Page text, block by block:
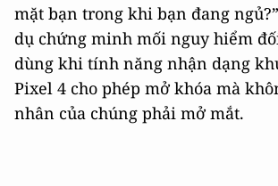
mặt bạn trong khi bạn đang
dụ chứng minh mối nguy hiểm
dùng khi tính năng nhận dạng
Pixel 4 cho phép mở khóa mà
nhân của chúng phải mở mắt.